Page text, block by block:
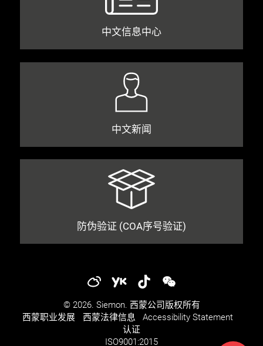
中文信息中心
中文新闻
防伪验证 (COA序号验证)
© 2026. Siemon. 西蒙公司版权所有
西蒙职业发展​​
西蒙法律信息​
Accessibility Statement
认证
ISO9001:2015